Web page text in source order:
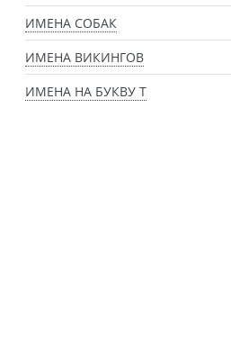
ИМЕНА СОБАК
ИМЕНА ВИКИНГОВ
ИМЕНА НА БУКВУ Т